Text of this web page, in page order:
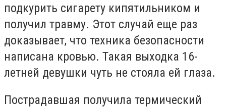
подкурить сигарету кипятильником и
получил травму. Этот случай еще раз
доказывает, что техника безопасности
написана кровью. Такая выходка 16-
летней девушки чуть не стояла ей глаза.
Пострадавшая получила термический